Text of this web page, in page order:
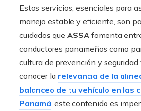
Estos servicios, esenciales para
manejo estable y eficiente, son
cuidados que ASSA fomenta
conductores panameños como
cultura de prevención y seguridad
conocer la relevancia de la
balanceo de tu vehículo en las
Panamá , este contenido es